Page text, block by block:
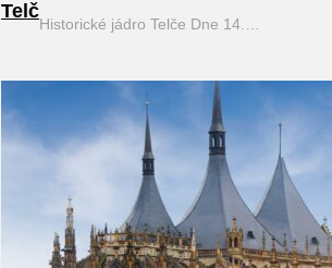
Telč
Historické jádro Telče Dne 14.…